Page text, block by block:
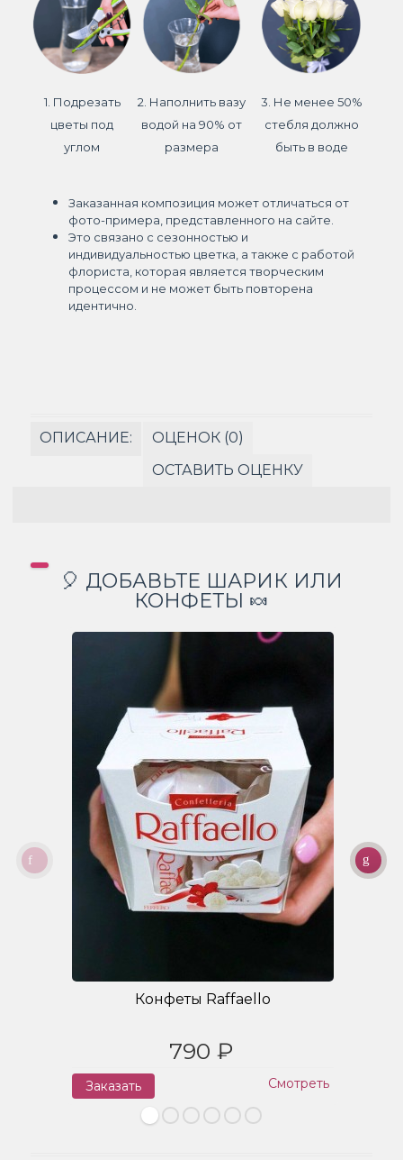
1. Подрезать
цветы под
углом
2. Наполнить вазу
водой на 90% от
размера
3. Не менее 50%
стебля должно
быть в воде
Заказанная композиция может отличаться от
фото-примера, представленного на сайте.
Это связано с сезонностью и
индивидуальностью цветка, а также с работой
флориста, которая является творческим
процессом и не может быть повторена
идентично.
ОПИСАНИЕ:
ОЦЕНОК (0)
ОСТАВИТЬ ОЦЕНКУ
🎈 ДОБАВЬТЕ ШАРИК ИЛИ
КОНФЕТЫ 🍬
Конфеты Raffaello
790 ₽
Заказать Смотреть